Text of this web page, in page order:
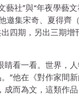
社”與“年夜學藝文
邀集宋奇、夏得齊
四期，另出三期
看一看。世界，
”他在《對作家間
而為文，這類作